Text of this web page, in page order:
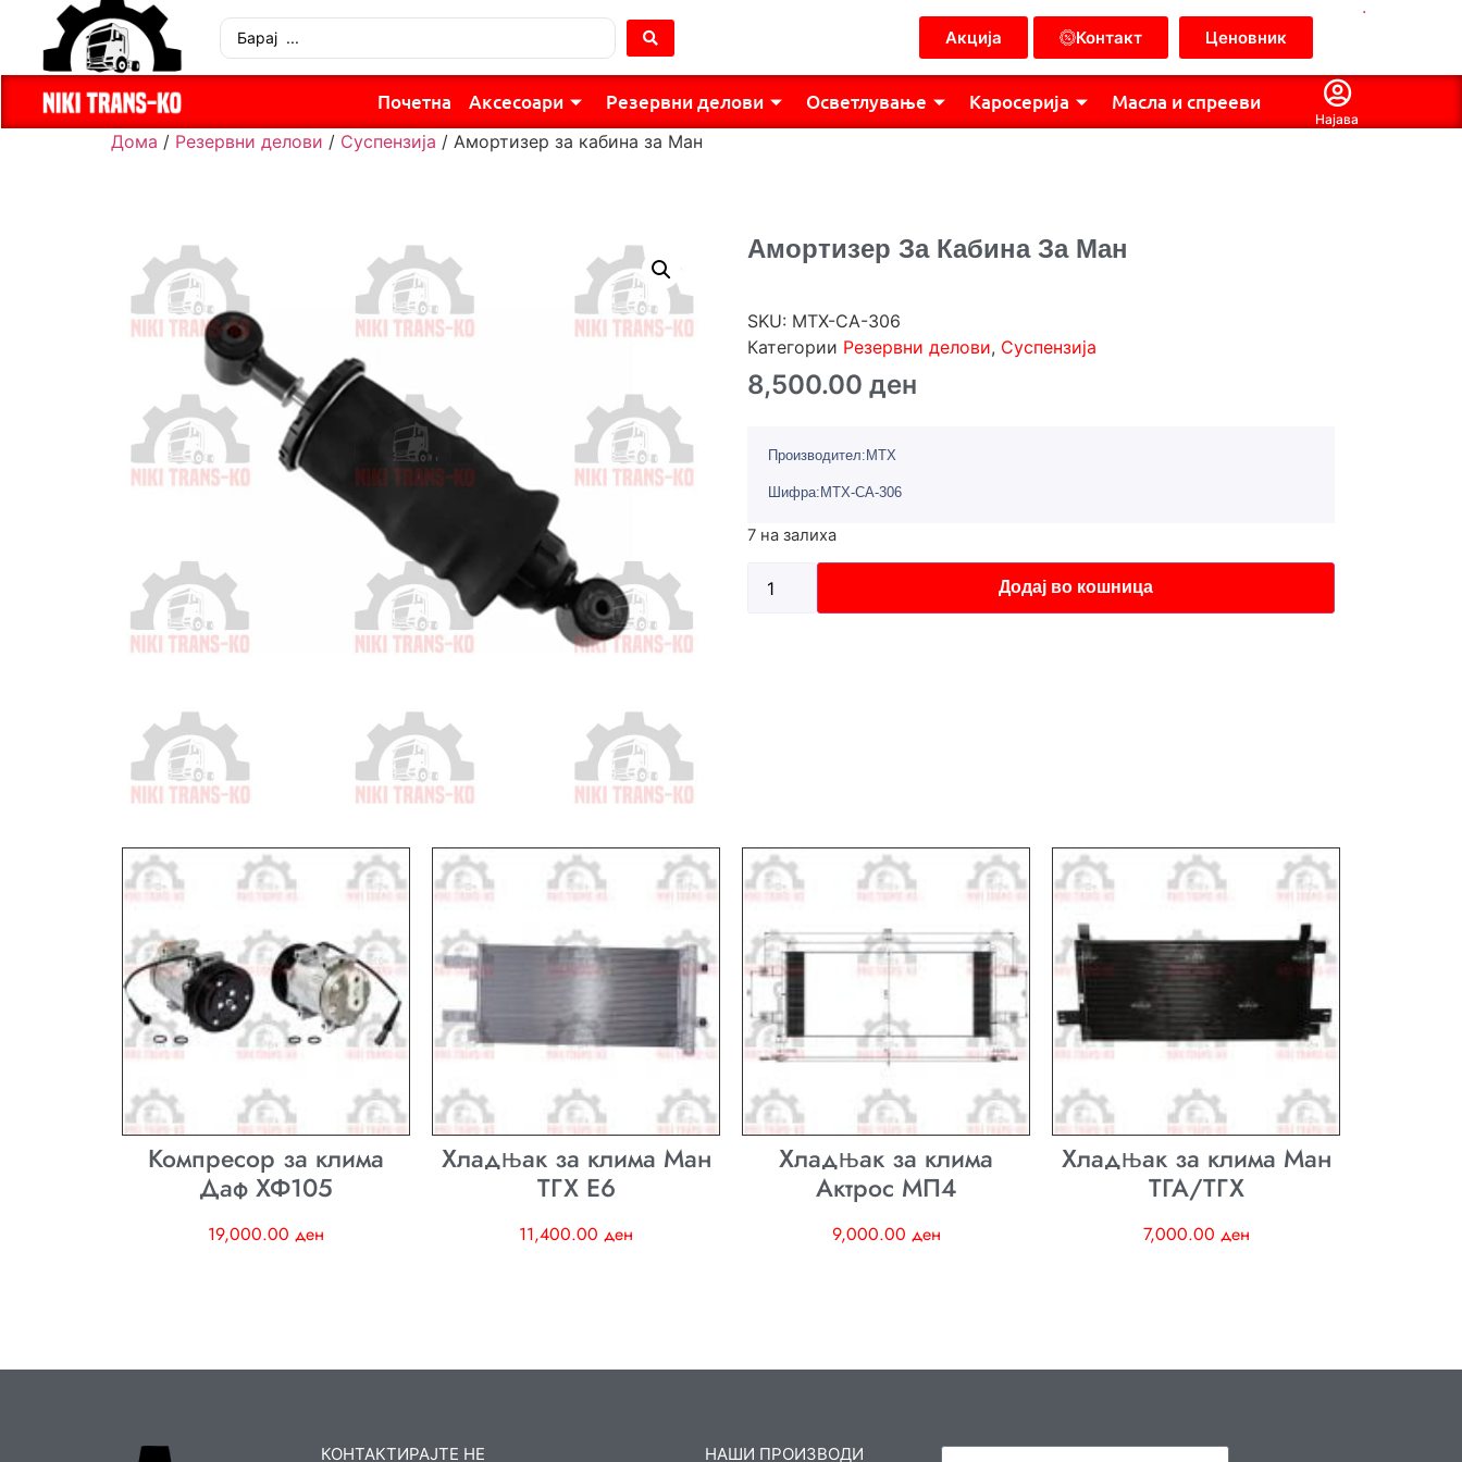
Акција Контакт Ценовник
.
Почетна Аксесоари Резервни делови Осветлување Каросерија Масла и спрееви
Најава
Дома / Резервни делови / Суспензија / Амортизер за кабина за Ман
Амортизер За Кабина За Ман
SKU: MTX-CA-306
Категории Резервни делови, Суспензија
8,500.00 ден
Производител:MTX
Шифра:MTX-CA-306
7 на залиха
Додај во кошница
Компресор за клима
Даф ХФ105
19,000.00 ден
Хладњак за клима Ман
ТГХ E6
11,400.00 ден
Хладњак за клима
Актрос МП4
9,000.00 ден
Хладњак за клима Ман
ТГА/ТГХ
7,000.00 ден
КОНТАКТИРАЈТЕ НЕ НАШИ ПРОИЗВОДИ